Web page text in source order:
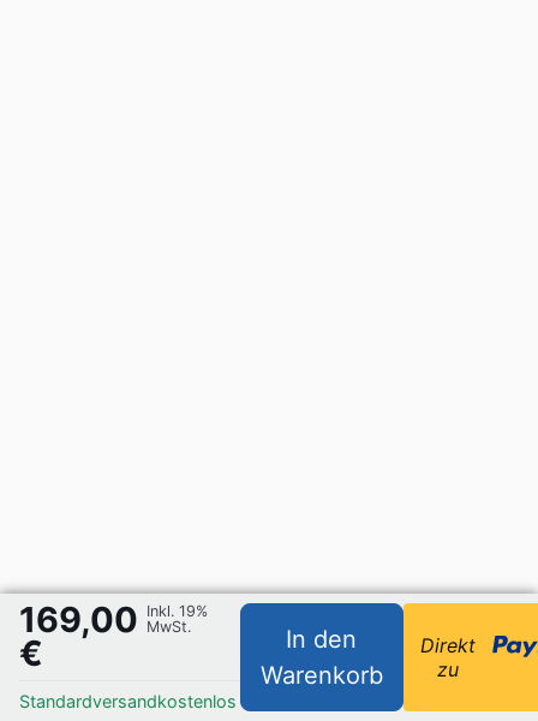
169,00
€
Inkl. 19%
MwSt.
Standardversandkostenlos
In den
Warenkorb
Direkt
zu